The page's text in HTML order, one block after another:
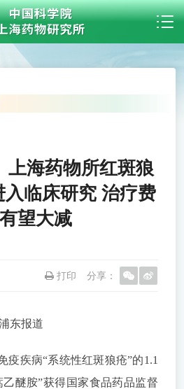
上海药物所红斑狼
临床研究 治疗费
望大减
分享：
打印
东报道
疾病“系统性红斑狼疮”的1.1
醚胺”获得国家食品药品监督